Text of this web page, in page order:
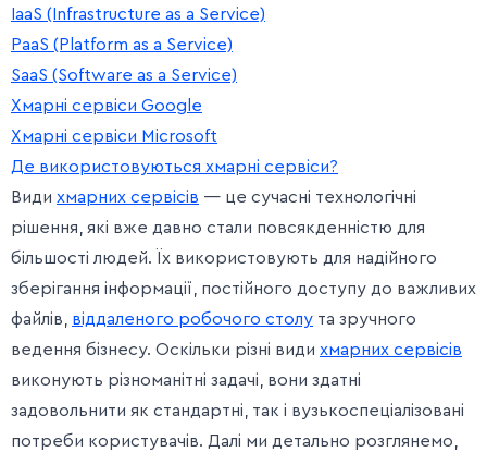
IaaS (Infrastructure as a Service)
PaaS (Platform as a Service)
SaaS (Software as a Service)
Хмарні сервіси Google
Хмарні сервіси Microsoft
Де використовуються хмарні сервіси?
Види хмарних сервісів — це сучасні технологічні
рішення, які вже давно стали повсякденністю для
більшості людей. Їх використовують для надійного
зберігання інформації, постійного доступу до важливих
файлів, віддаленого робочого столу та зручного
ведення бізнесу. Оскільки різні види хмарних сервісів
виконують різноманітні задачі, вони здатні
задовольнити як стандартні, так і вузькоспеціалізовані
потреби користувачів. Далі ми детально розглянемо,